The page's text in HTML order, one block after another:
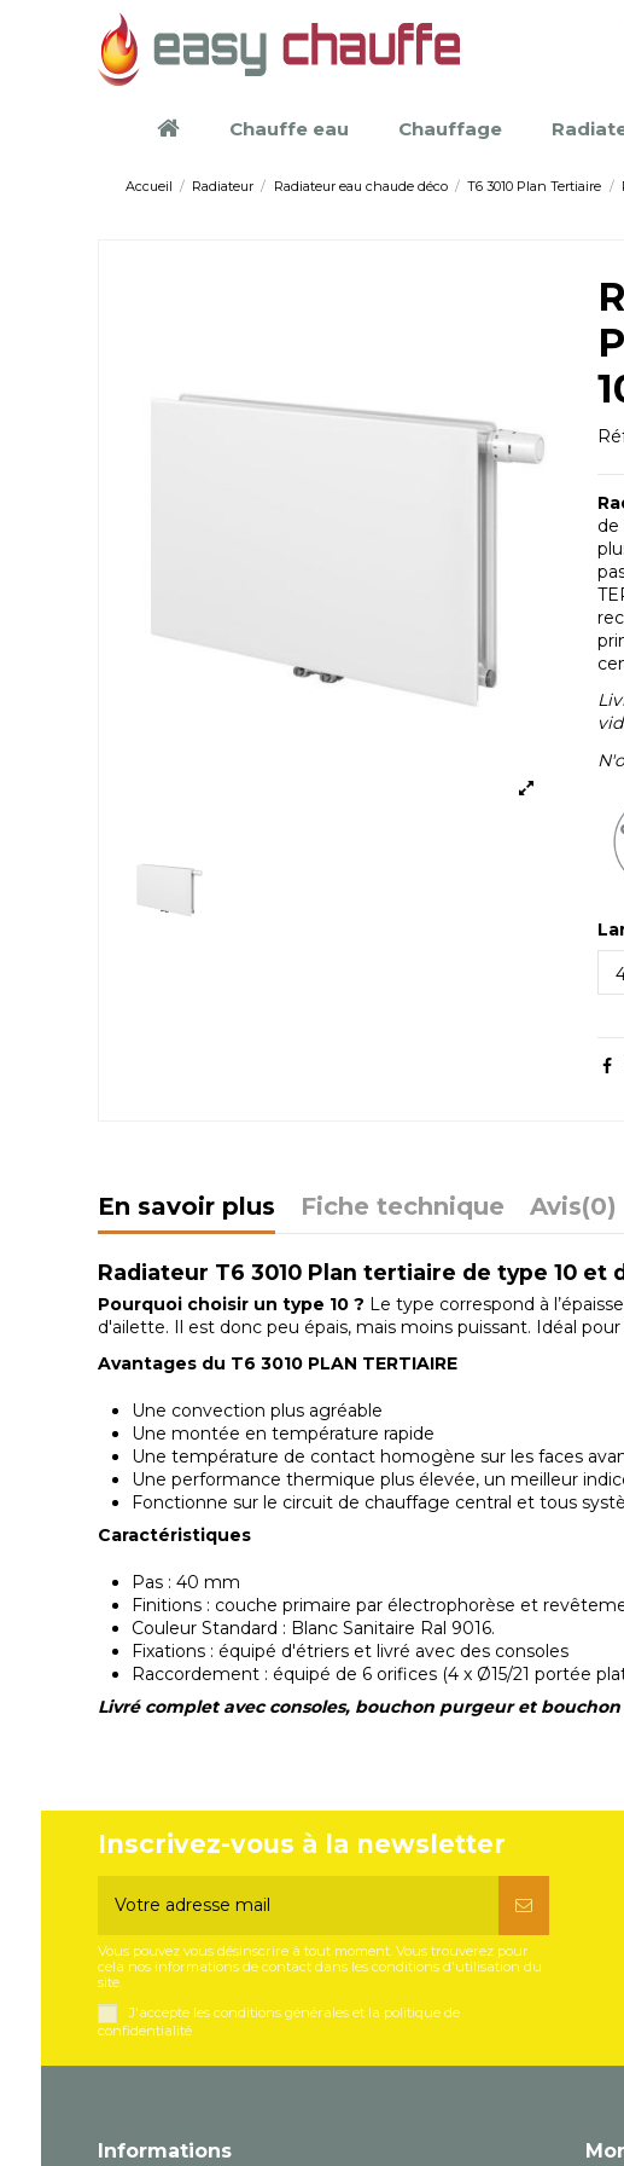
Chauffe eau Chauffage
Accueil Radiateur Radiateur eau chaude déco T6 3010 Plan Tertiaire
de
En savoir plus Fiche technique Avis(0)
Radiateur T6 3010 Plan tertiaire de type 10 et
Pourquoi choisir un type 10 ? Le type correspond à
d'ailette. Il est donc peu épais, mais moins puissant. Idéal
Avantages du T6 3010 PLAN TERTIAIRE
Une convection plus agréable
Une montée en température rapide
Une température de contact homogène sur les faces
Une performance thermique plus élevée, un meilleur
Fonctionne sur le circuit de chauffage central et tous
Caractéristiques
Pas : 40 mm
Finitions : couche primaire par électrophorèse et
Couleur Standard : Blanc Sanitaire Ral 9016.
Fixations : équipé d'étriers et livré avec des consoles
Raccordement : équipé de 6 orifices (4 x Ø15/21 portée
Livré complet avec consoles, bouchon purgeur et
Inscrivez-vous à la newsletter
Vous pouvez vous désinscrire à tout moment. Vous trouverez pour
cela nos informations de contact dans les conditions d'utilisation du
site.
J'accepte les conditions générales et la politique de
confidentialité
Informations